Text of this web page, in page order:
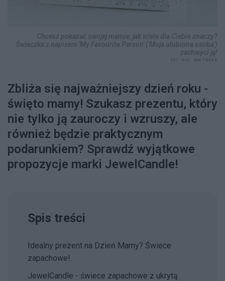
Zbliża się najważniejszy dzień roku -
święto mamy! Szukasz prezentu, który
nie tylko ją zauroczy i wzruszy, ale
również będzie praktycznym
podarunkiem? Sprawdź wyjątkowe
propozycje marki JewelCandle!
Spis treści
Idealny prezent na Dzień Mamy? Świece
zapachowe!
JewelCandle - świece zapachowe z ukrytą